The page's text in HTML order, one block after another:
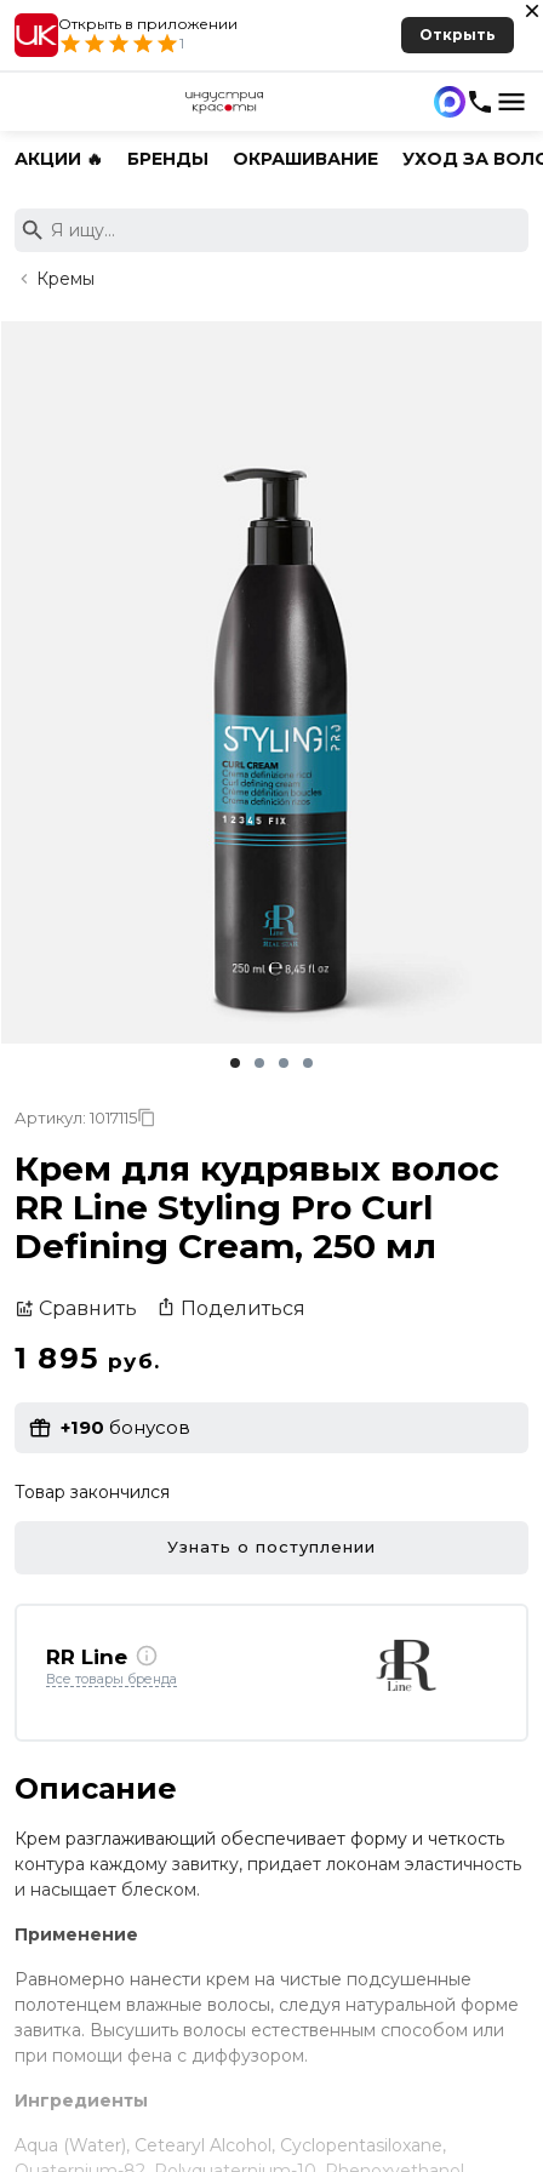
Открыть в приложении
1
Открыть
АКЦИИ 🔥 БРЕНДЫ ОКРАШИВАНИЕ УХОД ЗА
Кремы
Артикул: 1017115
Крем для кудрявых волос
RR Line Styling Pro Curl
Defining Cream, 250 мл
Сравнить Поделиться
1 895 руб.
+190 бонусов
Товар закончился
Узнать о поступлении
RR Line
Все товары бренда
Описание
Крем разглаживающий обеспечивает форму и четкость
контура каждому завитку, придает локонам эластичность
и насыщает блеском.
Применение
Равномерно нанести крем на чистые подсушенные
полотенцем влажные волосы, следуя натуральной форме
завитка. Высушить волосы естественным способом или
при помощи фена с диффузором.
Ингредиенты
Aqua (Water), Cetearyl Alcohol, Cyclopentasiloxane,